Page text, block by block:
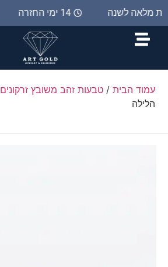
14 ימי החזרה מלאה לשנה
עמוד הבית / טבעות זהב משובץ זרקונים
הלילה